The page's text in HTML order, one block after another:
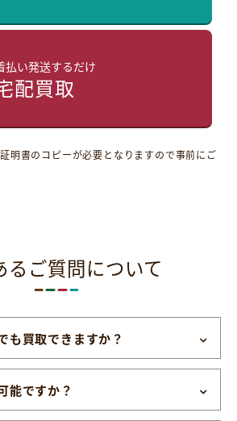
払い発送するだけ
配買取
明書のコピーが必要となりますので事前にご
るご質問について
も買取できますか？
能ですか？